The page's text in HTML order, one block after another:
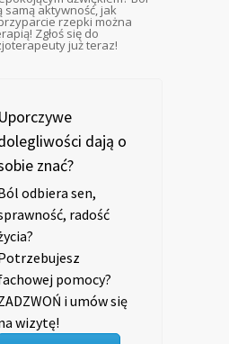
aktywność, jak
rzepki można
Zgłoś się do
już teraz!
Uporczywe
dają o
znać?
odbiera sen,
radość
pomocy?
i umów się
wizytę!